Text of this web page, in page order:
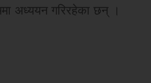
अध्ययन गरिरहेका छन् ।